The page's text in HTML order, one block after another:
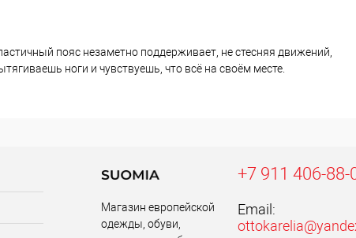
пояс незаметно поддерживает, не стесняя движений,
ноги и чувствуешь, что всё на своём месте.
Магазин европейской
одежды, обуви,
+7 911 406-88-
Email: